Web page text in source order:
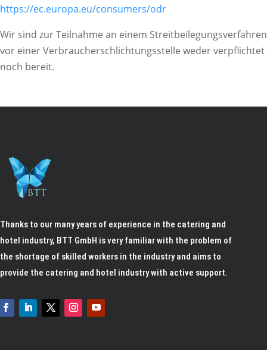
https://ec.europa.eu/consumers/odr
Wir sind zur Teilnahme an einem Streitbeilegungsverfahren
vor einer Verbraucherschlichtungsstelle weder verpflichtet
noch bereit.
Thanks to our many years of experience in the catering and
hotel industry, BTT GmbH is very familiar with the problem of
the shortage of skilled workers in the industry and aims to
provide the catering and hotel industry with active support.